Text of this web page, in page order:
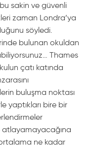
sakin ve güvenli
zaman Londra’ya
söyledi.
bulunan okuldan
Thames
çatı katında
buluşma noktası
yaptıkları bire bir
atlayamayacağına
ne kadar